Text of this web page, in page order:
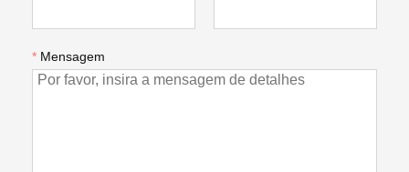
* Mensagem